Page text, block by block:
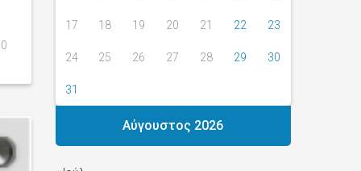
0
Αύγουστος 2026
17 18 19 20 21 22 23
24 25 26 27 28 29 30
31